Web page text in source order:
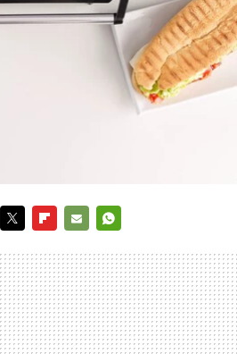
MAIL